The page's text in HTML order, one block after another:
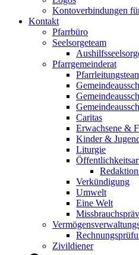
Kontoverbindungen
Kontakt
Pfarrbüro
Seelsorgeteam
Pfarrgemeinderat
Caritas
Erwachsene &
Kinder &
Liturgie
Verkündigung
Umwelt
Eine Welt
Zivildiener